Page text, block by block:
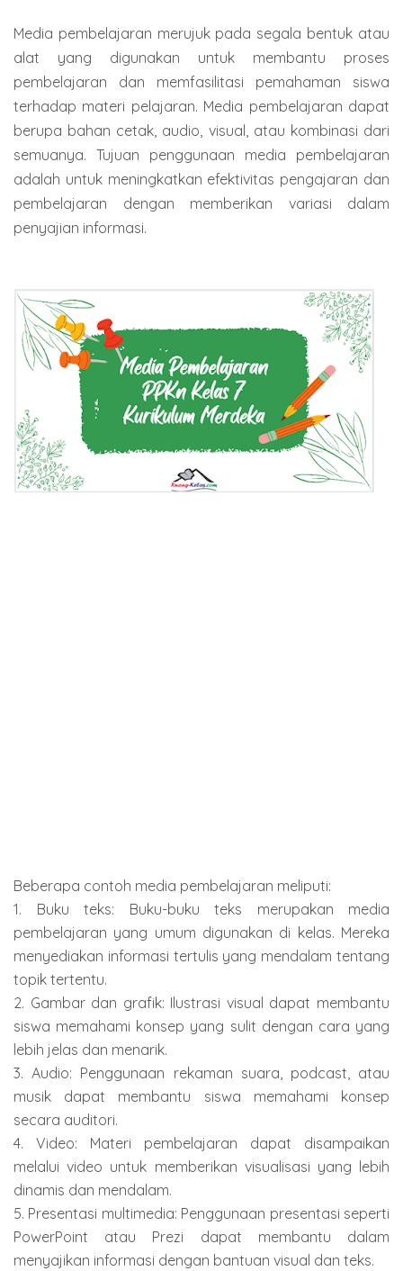
Media pembelajaran merujuk pada segala bentuk atau
alat yang digunakan untuk membantu proses
pembelajaran dan memfasilitasi pemahaman siswa
terhadap materi pelajaran. Media pembelajaran dapat
berupa bahan cetak, audio, visual, atau kombinasi dari
semuanya. Tujuan penggunaan media pembelajaran
adalah untuk meningkatkan efektivitas pengajaran dan
pembelajaran dengan memberikan variasi dalam
penyajian informasi.
Beberapa contoh media pembelajaran meliputi:
1. Buku teks: Buku-buku teks merupakan media
pembelajaran yang umum digunakan di kelas. Mereka
menyediakan informasi tertulis yang mendalam tentang
topik tertentu.
2. Gambar dan grafik: Ilustrasi visual dapat membantu
siswa memahami konsep yang sulit dengan cara yang
lebih jelas dan menarik.
3. Audio: Penggunaan rekaman suara, podcast, atau
musik dapat membantu siswa memahami konsep
secara auditori.
4. Video: Materi pembelajaran dapat disampaikan
melalui video untuk memberikan visualisasi yang lebih
dinamis dan mendalam.
5. Presentasi multimedia: Penggunaan presentasi seperti
PowerPoint atau Prezi dapat membantu dalam
menyajikan informasi dengan bantuan visual dan teks.